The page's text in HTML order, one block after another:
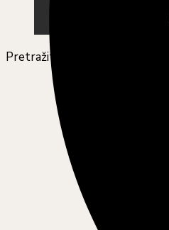
Pretražite ovu web stranicu